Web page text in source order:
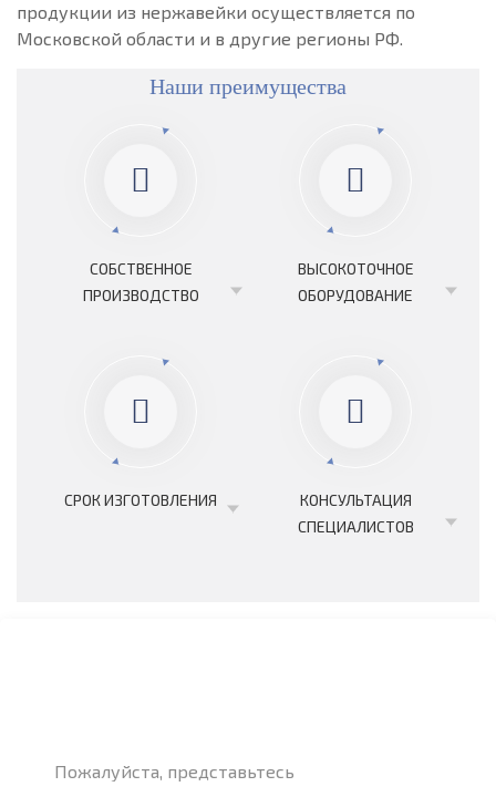
продукции из нержавейки осуществляется по
Московской области и в другие регионы РФ.
Наши преимущества
СОБСТВЕННОЕ
ПРОИЗВОДСТВО
ВЫСОКОТОЧНОЕ
ОБОРУДОВАНИЕ
СРОК ИЗГОТОВЛЕНИЯ
КОНСУЛЬТАЦИЯ
СПЕЦИАЛИСТОВ